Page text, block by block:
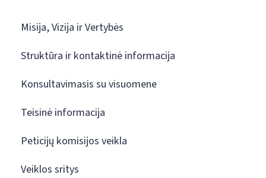
Misija, Vizija ir Vertybės
Struktūra ir kontaktinė informacija
Konsultavimasis su visuomene
Teisinė informacija
Peticijų komisijos veikla
Veiklos sritys